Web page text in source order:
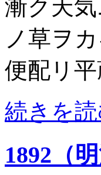
漸ク天
ノ草ヲ
便配リ
続きを
1892（